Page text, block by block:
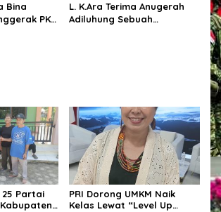
Bina
PKK
L. K.Ara Terima Anugerah
Adiluhung Sebuah
25 Partai
PRI Dorong UMKM Naik
Kelas Lewat “Level Up